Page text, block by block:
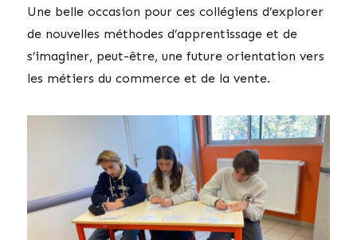
Une belle occasion pour ces collégiens d’explorer
de nouvelles méthodes d’apprentissage et de
s’imaginer, peut-être, une future orientation vers
les métiers du commerce et de la vente.